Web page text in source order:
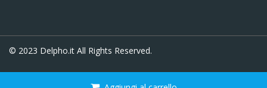
© 2023 Delpho.it All Rights Reserved.